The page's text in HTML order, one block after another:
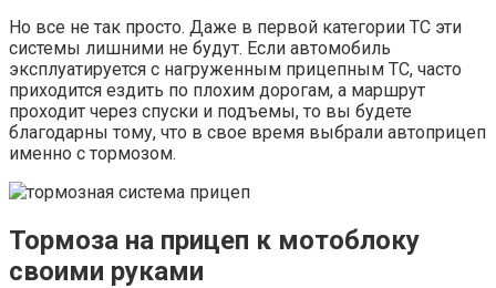
Но все не так просто. Даже в первой категории ТС эти
системы лишними не будут. Если автомобиль
эксплуатируется с нагруженным прицепным ТС, часто
приходится ездить по плохим дорогам, а маршрут
проходит через спуски и подъемы, то вы будете
благодарны тому, что в свое время выбрали автоприцеп
именно с тормозом.
Тормоза на прицеп к мотоблоку
своими руками